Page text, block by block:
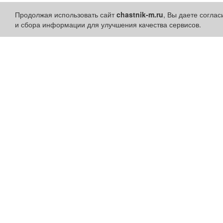
Продолжая использовать сайтchastnik-m.ru, Вы даете
и сбора информации для улучшения качества сервисов.